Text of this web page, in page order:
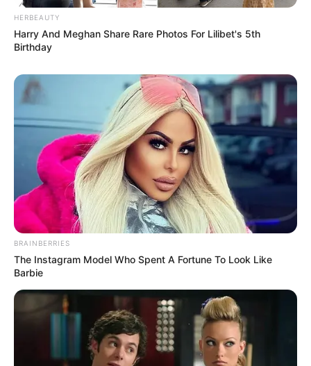
LIHAT ARTIKEL LAINNYA
HERBEAUTY
Harry And Meghan Share Rare Photos For Lilibet's 5th
Birthday
BRAINBERRIES
The Instagram Model Who Spent A Fortune To Look Like
Barbie